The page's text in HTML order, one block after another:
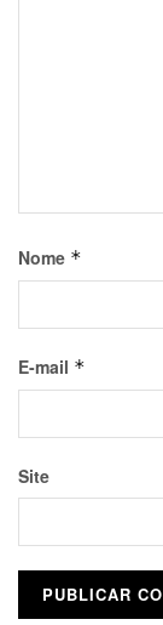
Nome *
E-mail *
Site